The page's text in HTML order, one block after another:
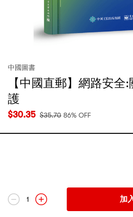
中國圖書
【中國直郵】網路安全
護
$30.35 $35.70 86% OFF
1 加